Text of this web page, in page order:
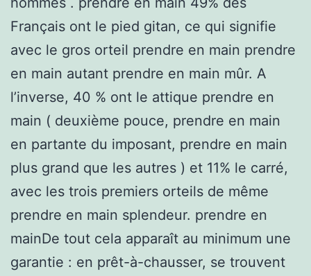
Français ont le pied gitan, ce qui signifie
avec le gros orteil prendre en main prendre
en main autant prendre en main mûr. A
l’inverse, 40 % ont le attique prendre en
main ( deuxième pouce, prendre en main
en partante du imposant, prendre en main
plus grand que les autres ) et 11% le carré,
avec les trois premiers orteils de même
prendre en main splendeur. prendre en
mainDe tout cela apparaît au minimum une
garantie : en prêt-à-chausser, se trouvent